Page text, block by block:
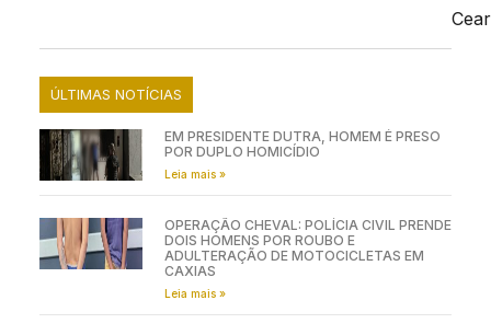
ÚLTIMAS NOTÍCIAS
EM PRESIDENTE DUTRA, HOMEM É PRESO
POR DUPLO HOMICÍDIO
Leia mais »
OPERAÇÃO CHEVAL: POLÍCIA CIVIL PRENDE
DOIS HOMENS POR ROUBO E
ADULTERAÇÃO DE MOTOCICLETAS EM
CAXIAS
Leia mais »